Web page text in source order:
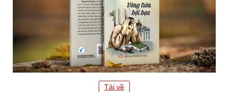
Tải về